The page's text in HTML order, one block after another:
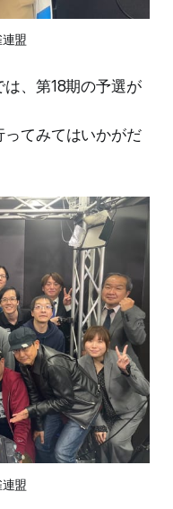
盟
、第18期の予選が
ってみてはいかがだ
盟